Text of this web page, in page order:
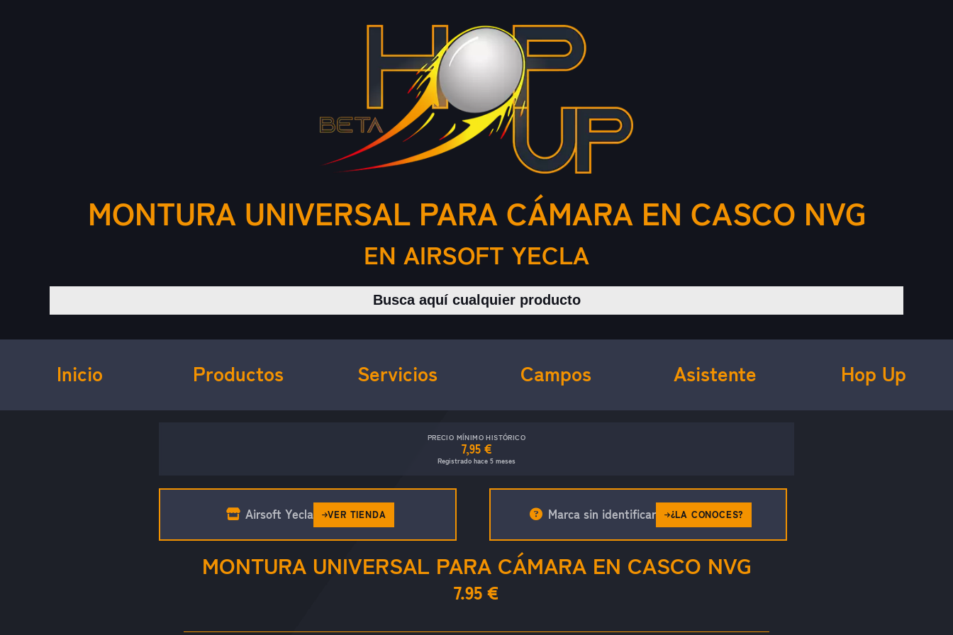
MONTURA UNIVERSAL PARA CÁMARA EN CASCO NVG
EN AIRSOFT YECLA
Buscar productos
Inicio Productos Servicios Campos Asistente Hop Up
PRECIO MÍNIMO HISTÓRICO
7,95 €
Registrado hace 5 meses
Airsoft Yecla VER TIENDA
MONTURA UNIVERSAL PARA CÁMARA EN CASCO NVG
7.95 €
Marca sin identificar ¿LA CONOCES?